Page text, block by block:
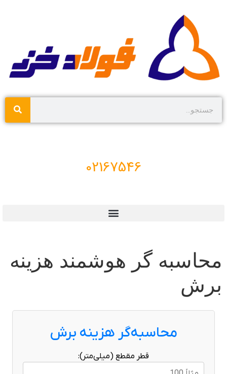
02167546
محاسبه گر هوشمند هزینه
برش
محاسبه‌گر هزینه برش
قطر مقطع (میلی‌متر):